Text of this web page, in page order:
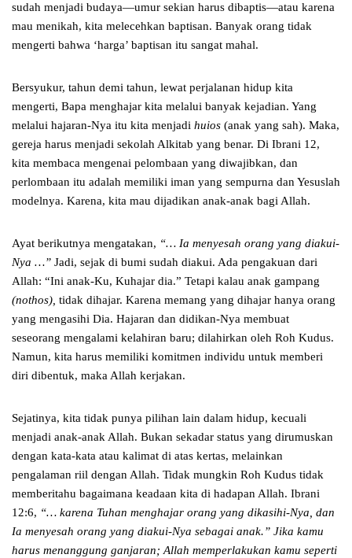
sudah menjadi budaya—umur sekian harus dibaptis—atau karena
mau menikah, kita melecehkan baptisan. Banyak orang tidak
mengerti bahwa ‘harga’ baptisan itu sangat mahal.
Bersyukur, tahun demi tahun, lewat perjalanan hidup kita
mengerti, Bapa menghajar kita melalui banyak kejadian. Yang
melalui hajaran-Nya itu kita menjadi huios (anak yang sah). Maka,
gereja harus menjadi sekolah Alkitab yang benar. Di Ibrani 12,
kita membaca mengenai pelombaan yang diwajibkan, dan
perlombaan itu adalah memiliki iman yang sempurna dan Yesuslah
modelnya. Karena, kita mau dijadikan anak-anak bagi Allah.
Ayat berikutnya mengatakan, “… Ia menyesah orang yang diakui-
Nya …” Jadi, sejak di bumi sudah diakui. Ada pengakuan dari
Allah: “Ini anak-Ku, Kuhajar dia.” Tetapi kalau anak gampang
(nothos), tidak dihajar. Karena memang yang dihajar hanya orang
yang mengasihi Dia. Hajaran dan didikan-Nya membuat
seseorang mengalami kelahiran baru; dilahirkan oleh Roh Kudus.
Namun, kita harus memiliki komitmen individu untuk memberi
diri dibentuk, maka Allah kerjakan.
Sejatinya, kita tidak punya pilihan lain dalam hidup, kecuali
menjadi anak-anak Allah. Bukan sekadar status yang dirumuskan
dengan kata-kata atau kalimat di atas kertas, melainkan
pengalaman riil dengan Allah. Tidak mungkin Roh Kudus tidak
memberitahu bagaimana keadaan kita di hadapan Allah. Ibrani
12:6, “… karena Tuhan menghajar orang yang dikasihi-Nya, dan
Ia menyesah orang yang diakui-Nya sebagai anak.” Jika kamu
harus menanggung ganjaran; Allah memperlakukan kamu seperti